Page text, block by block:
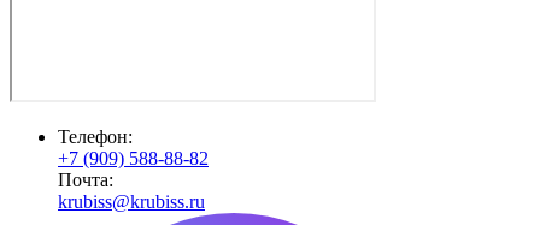
Телефон:
+7 (909) 588-88-82
Почта:
krubiss@krubiss.ru